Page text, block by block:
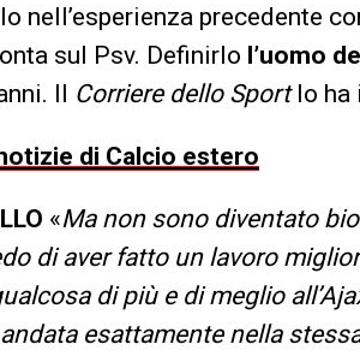
nell’esperienza precedente
sul Psv. Definirlo l’uomo
Il Corriere dello Sportlo ha
di Calcio estero
«Ma non sono diventato
di aver fatto un lavoro
di più e di meglio
esattamente nella